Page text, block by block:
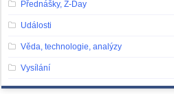
Přednášky, Z-Day
Události
Věda, technologie, analýzy
Vysílání